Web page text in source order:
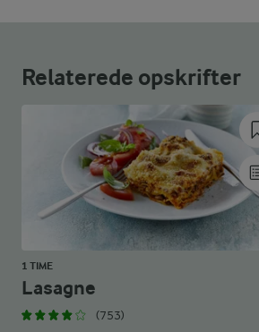
Relaterede opskrifter
1 TIME
Lasagne
(753)